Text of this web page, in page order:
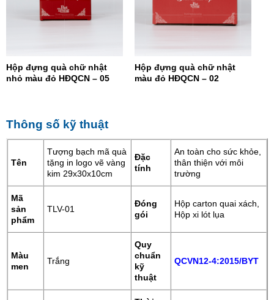
Hộp đựng quà chữ nhật
nhỏ màu đỏ HĐQCN – 05
Hộp đựng quà chữ nhật
màu đỏ HĐQCN – 02
Thông số kỹ thuật
Tên
Tượng bạch mã quà
tặng in logo vẽ vàng
kim 29x30x10cm
Đặc
tính
An toàn cho sức khỏe,
thân thiện với môi
trường
Mã
sản
phẩm
TLV-01
Đóng
gói
Hộp carton quai xách,
Hộp xi lót lụa
Màu
men
Trắng
Quy
chuẩn
kỹ
thuật
QCVN12-4:2015/BYT